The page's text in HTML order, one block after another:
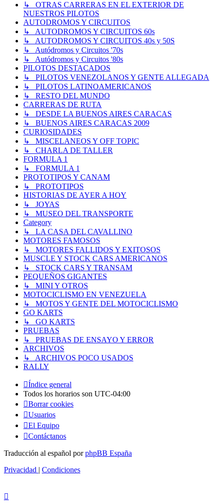
↳ OTRAS CARRERAS EN EL EXTERIOR DE
NUESTROS PILOTOS
AUTODROMOS Y CIRCUITOS
↳ AUTODROMOS Y CIRCUITOS 60s
↳ AUTODROMOS Y CIRCUITOS 40s y 50S
↳ Autódromos y Circuitos '70s
↳ Autódromos y Circuitos '80s
PILOTOS DESTACADOS
↳ PILOTOS VENEZOLANOS Y GENTE ALLEGADA
↳ PILOTOS LATINOAMERICANOS
↳ RESTO DEL MUNDO
CARRERAS DE RUTA
↳ DESDE LA BUENOS AIRES CARACAS
↳ BUENOS AIRES CARACAS 2009
CURIOSIDADES
↳ MISCELANEOS Y OFF TOPIC
↳ CHARLA DE TALLER
FORMULA 1
↳ FORMULA 1
PROTOTIPOS Y CANAM
↳ PROTOTIPOS
HISTORIAS DE AYER A HOY
↳ JOYAS
↳ MUSEO DEL TRANSPORTE
Category
↳ LA CASA DEL CAVALLINO
MOTORES FAMOSOS
↳ MOTORES FALLIDOS Y EXITOSOS
MUSCLE Y STOCK CARS AMERICANOS
↳ STOCK CARS Y TRANSAM
PEQUEÑOS GIGANTES
↳ MINI Y OTROS
MOTOCICLISMO EN VENEZUELA
↳ MOTOS Y GENTE DEL MOTOCICLISMO
GO KARTS
↳ GO KARTS
PRUEBAS
↳ PRUEBAS DE ENSAYO Y ERROR
ARCHIVOS
↳ ARCHIVOS POCO USADOS
RALLY
Índice general
Todos los horarios son UTC-04:00
Borrar cookies
Usuarios
El Equipo
Contáctanos
Traducción al español porphpBB España
Privacidad | Condiciones